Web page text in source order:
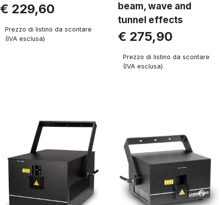
€ 229,60
Prezzo di listino da scontare
(IVA esclusa)
beam, wave and
tunnel effects
€ 275,90
Prezzo di listino da scontare
(IVA esclusa)